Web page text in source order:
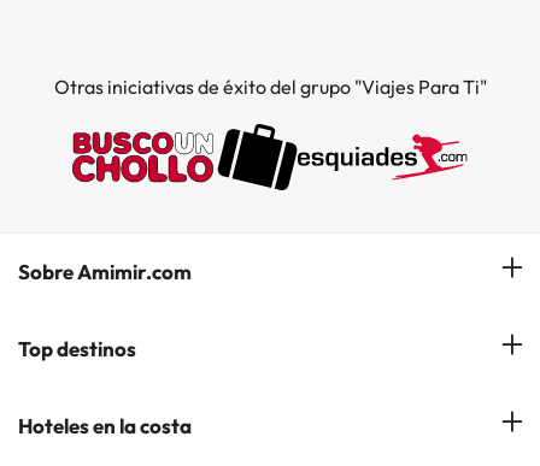
Otras iniciativas de éxito del grupo "Viajes Para Ti"
Sobre Amimir.com
¿Quiénes somos?
Gestionar mi reserva
Top destinos
Hoteles en Salou
Hoteles en la costa